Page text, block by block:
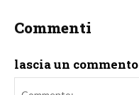
Commenti
lascia un commento